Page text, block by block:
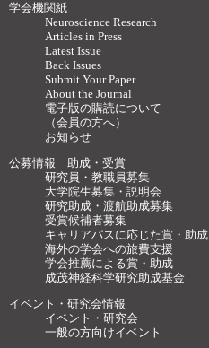
学会機関紙
Neuroscience Research
Articles in Press
Latest Issue
Back Issues
Submit Your Paper
About the Journal
電子版の購読について
（会員の方へ）
お知らせ
公募情報 助成・受賞
研究員・教職員募集
大学院生募集・説明会
研究助成・渡航助成募集
受賞候補者募集
キャリアパスに応じた賞・助成
海外の学会への旅費支援
学会推薦による賞・助成
成茂神経科学研究助成基金
イベント・研究会情報
イベント・研究会
一般の方向けイベント